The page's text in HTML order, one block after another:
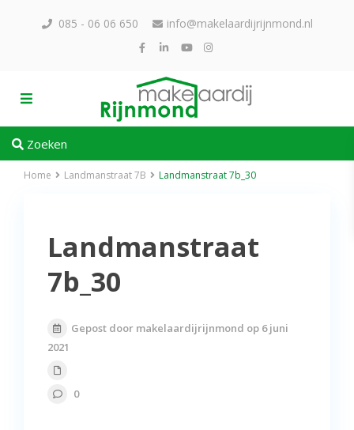
085 - 06 06 650 info@makelaardijrijnmond.nl
Zoeken
Home Landmanstraat 7B Landmanstraat 7b_30
Landmanstraat
7b_30
Gepost door makelaardijrijnmond op 6 juni
2021
0